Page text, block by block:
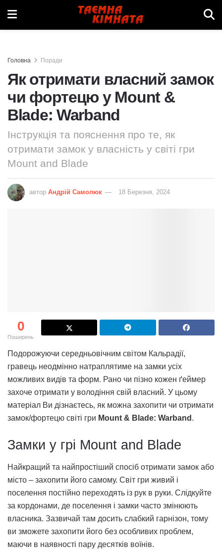
Головна Поради
Як отримати власний замок
чи фортецю у Mount &
Blade: Warband
Інструкція та пояснення про те, як
отримати замок у власність у світі гри
Mount and Blade
автор Андрій Самолюк 18 Березня, 2024
0
Поширень
Подорожуючи середньовічним світом Кальрадії,
гравець неодмінно натраплятиме на замки усіх
можливих видів та форм. Рано чи пізно кожен ґеймер
захоче отримати у володіння свій власний. У цьому
матеріал Ви дізнаєтесь, як можна захопити чи отримати
замок/фортецю світі гри Mount & Blade: Warband .
Замки у грі Mount and Blade
Найкращий та найпростіший спосіб отримати замок або
місто – захопити його самому. Світ гри живий і
поселення постійно переходять із рук в руки. Слідкуйте
за кордонами, де поселення і замки часто змінюють
власника. Зазвичай там досить слабкий гарнізон, тому
ви зможете захопити його без особливих проблем,
маючи в наявності пару десятків воїнів.